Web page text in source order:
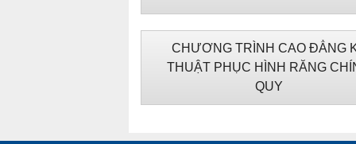
CHƯƠNG TRÌNH CAO ĐẲNG
THUẬT PHỤC HÌNH RĂNG
QUY